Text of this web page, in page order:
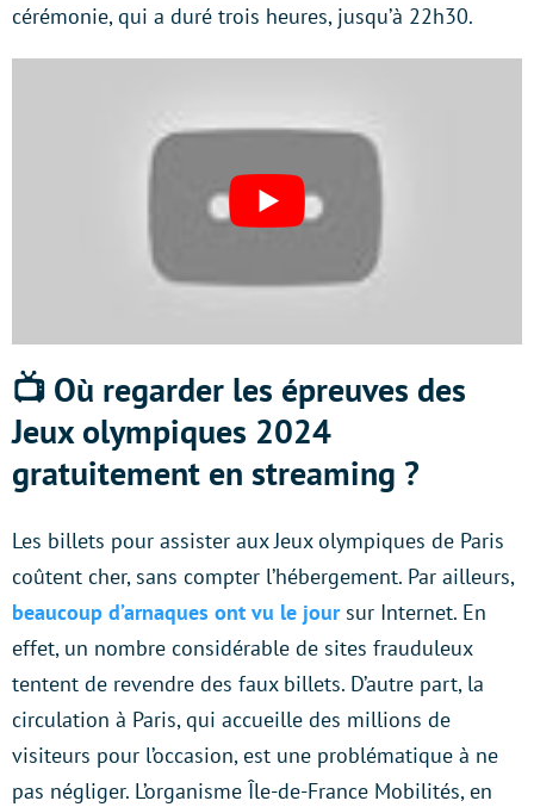
cérémonie, qui a duré trois heures, jusqu’à 22h30.
📺 Où regarder les épreuves des
Jeux olympiques 2024
gratuitement en streaming ?
Les billets pour assister aux Jeux olympiques de Paris
coûtent cher, sans compter l’hébergement. Par ailleurs,
beaucoup d’arnaques ont vu le joursur Internet. En
effet, un nombre considérable de sites frauduleux
tentent de revendre des faux billets. D’autre part, la
circulation à Paris, qui accueille des millions de
visiteurs pour l’occasion, est une problématique à ne
pas négliger. L’organisme Île-de-France Mobilités, en